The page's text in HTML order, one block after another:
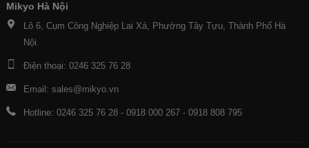
Mikyo Hà Nội
Lô 6, Cụm Công Nghiệp Lai Xá, Phường Tây Tựu, Thành Phố Hà
Nội.
Điện thoại: 0246 325 76 28
Email: sales@mikyo.vn
Hotline: 0246 325 76 28 - 0918 000 267 - 0918 808 795